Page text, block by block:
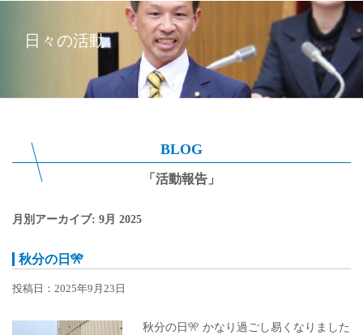
日々の活動
BLOG
「活動報告」
月別アーカイブ: 9月 2025
秋分の日🎌
投稿日：2025年9月23日
秋分の日🎌 かなり過ごし易くなりました